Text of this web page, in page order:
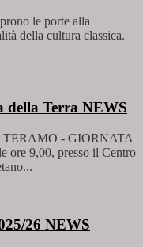
le porte alla
della cultura classica.
Terra NEWS
- GIORNATA
9,00, presso il Centro
26 NEWS